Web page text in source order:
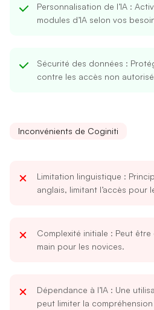
Personnalisation de l’IA :
modules d’IA selon vos
Sécurité des données :
contre les accès non
Inconvénients de Coginiti
Limitation linguistique :
anglais, limitant l’accès pour
Complexité initiale : Peut
main pour les novices.
Dépendance à l’IA : Une
peut limiter la